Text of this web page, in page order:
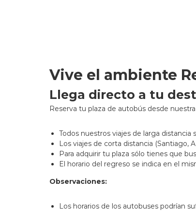
Vive el ambiente
Llega directo a tu
Reserva tu plaza de autobús desde
Todos nuestros viajes de larga distancia
Los viajes de corta distancia (Santiago,
Para adquirir tu plaza sólo tienes que
El horario del regreso se indica en el
Observaciones:
Los horarios de los autobuses podrían